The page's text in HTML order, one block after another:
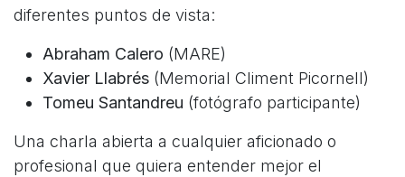
diferentes puntos de vista:
Abraham Calero (MARE)
Xavier Llabrés (Memorial Climent Picornell)
Tomeu Santandreu (fotógrafo participante)
Una charla abierta a cualquier aficionado o
profesional que quiera entender mejor el